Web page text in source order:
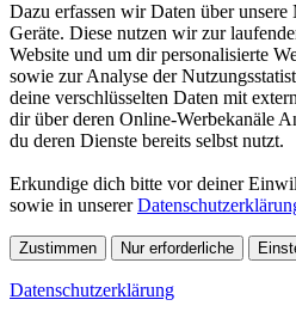
Dazu erfassen wir Daten über unsere
Geräte. Diese nutzen wir zur
Website und um dir personalisierte
sowie zur Analyse der
deine verschlüsselten Daten mit
dir über deren Online-Werbekanäle
du deren Dienste bereits selbst nutzt.
Erkundige dich bitte vor deiner
sowie in unserer
Zustimmen Nur erforderliche
Datenschutzerklärung